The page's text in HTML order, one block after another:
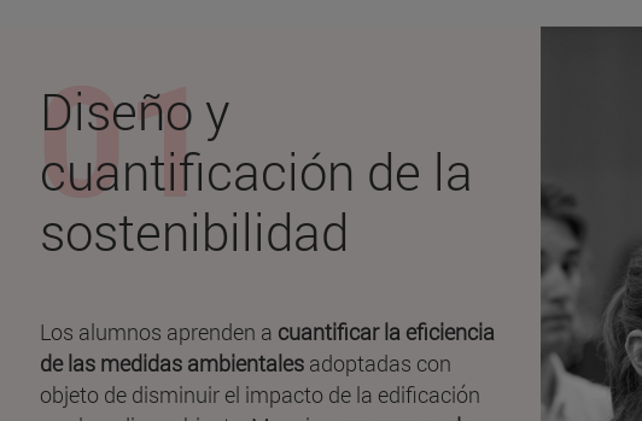
Diseño y
cuantificación de la
sostenibilidad
Los alumnos aprenden a cuantificar la eficiencia
de las medidas ambientales adoptadas con
objeto de disminuir el impacto de la edificación